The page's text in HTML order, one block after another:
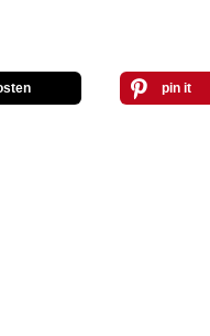
pin it